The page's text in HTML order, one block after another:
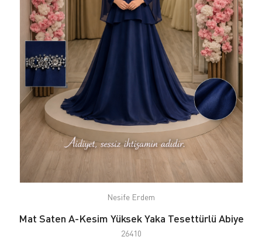
Nesife Erdem
Mat Saten A-Kesim Yüksek Yaka Tesettürlü Abiye
26410